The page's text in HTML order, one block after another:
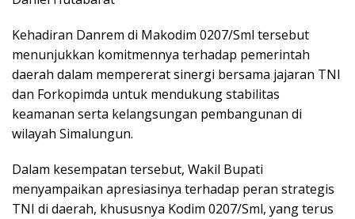
Kehadiran Danrem di Makodim 0207/Sml tersebut
menunjukkan komitmennya terhadap pemerintah
daerah dalam mempererat sinergi bersama jajaran TNI
dan Forkopimda untuk mendukung stabilitas
keamanan serta kelangsungan pembangunan di
wilayah Simalungun.
Dalam kesempatan tersebut, Wakil Bupati
menyampaikan apresiasinya terhadap peran strategis
TNI di daerah, khususnya Kodim 0207/Sml, yang terus